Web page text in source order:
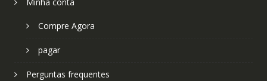
Compre Agora
pagar
Perguntas frequentes